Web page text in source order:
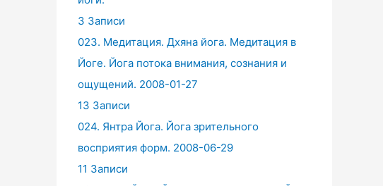
3 Записи
023. Медитация. Дхяна йога. Медитация в
Йоге. Йога потока внимания, сознания и
ощущений. 2008-01-27
13 Записи
024. Янтра Йога. Йога зрительного
восприятия форм. 2008-06-29
11 Записи